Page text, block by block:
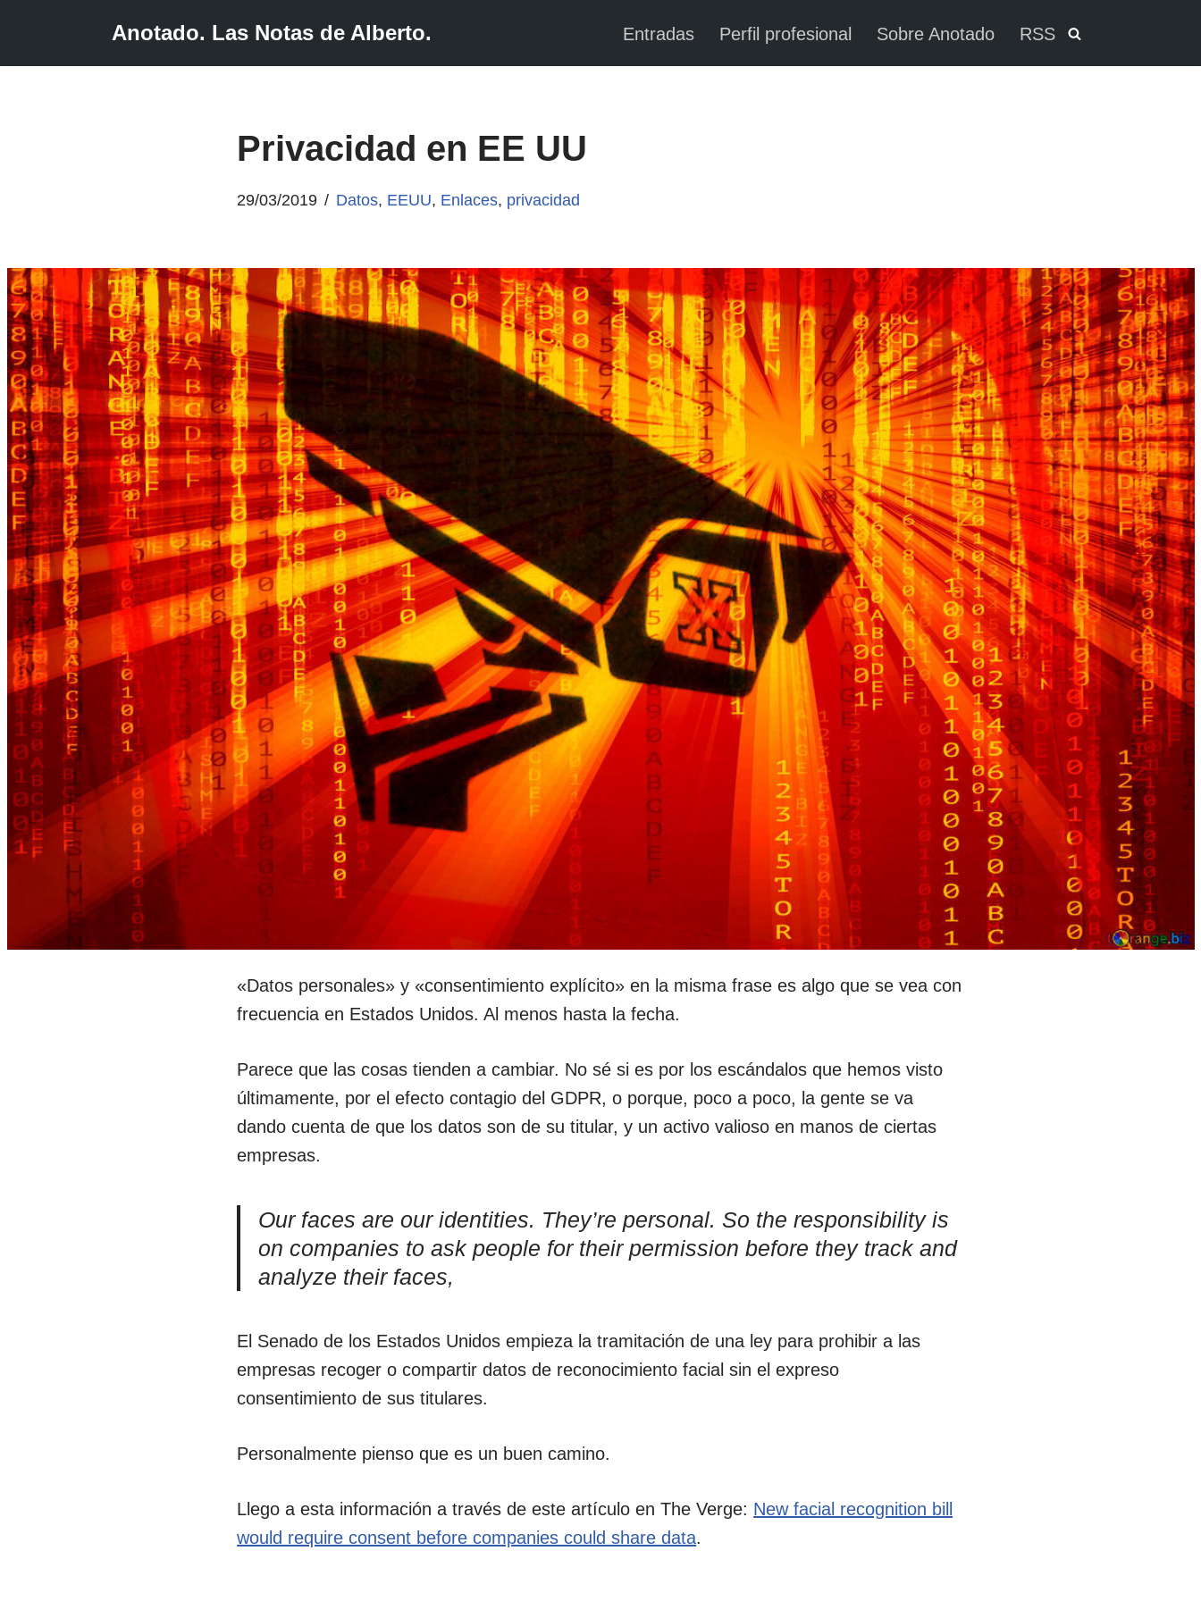
Anotado. Las Notas de Alberto. Entradas Perfil profesional Sobre Anotado RSS
Privacidad en EE UU
29/03/2019 Datos, EEUU, Enlaces, privacidad
«Datos personales» y «consentimiento explícito» en la misma frase es algo que se vea con
frecuencia en Estados Unidos. Al menos hasta la fecha.
Parece que las cosas tienden a cambiar. No sé si es por los escándalos que hemos visto
últimamente, por el efecto contagio del GDPR, o porque, poco a poco, la gente se va
dando cuenta de que los datos son de su titular, y un activo valioso en manos de ciertas
empresas.
Our faces are our identities. They’re personal. So the responsibility is
on companies to ask people for their permission before they track and
analyze their faces,
El Senado de los Estados Unidos empieza la tramitación de una ley para prohibir a las
empresas recoger o compartir datos de reconocimiento facial sin el expreso
consentimiento de sus titulares.
Personalmente pienso que es un buen camino.
Llego a esta información a través de este artículo en The Verge: New facial recognition bill
would require consent before companies could share data.